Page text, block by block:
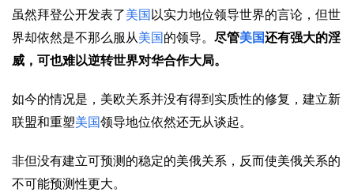
虽然拜登公开发表了美国 以实力地位领导世界的言论，但世
界却依然是不那么服从美国 的领导。 尽管美国还有强大的淫
威，可也难以逆转世界对华合作大局。
如今的情况是，美欧关系并没有得到实质性的修复，建立新
联盟和重塑美国领导地位依然还无从谈起。
非但没有建立可预测的稳定的美俄关系，反而使美俄关系的
不可能预测性更大。